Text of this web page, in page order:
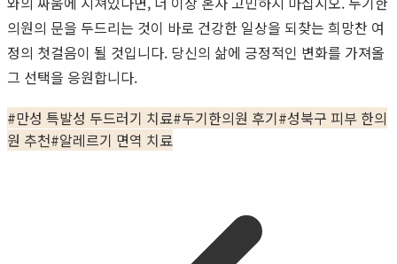
의원의 문을 두드리는 것이 바로 건강한 일상을 되찾는 희망찬 여
정의 첫걸음이 될 것입니다. 당신의 삶에 긍정적인 변화를 가져올
그 선택을 응원합니다.
#만성 특발성 두드러기 치료#두기한의원 후기#성북구 피부 한의
원 추천#알레르기 면역 치료